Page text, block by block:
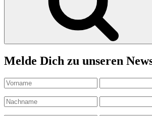
Melde Dich zu unseren